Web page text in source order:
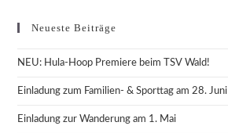
Neueste Beiträge
NEU: Hula-Hoop Premiere beim TSV Wald!
Einladung zum Familien- & Sporttag am 28. Juni
Einladung zur Wanderung am 1. Mai